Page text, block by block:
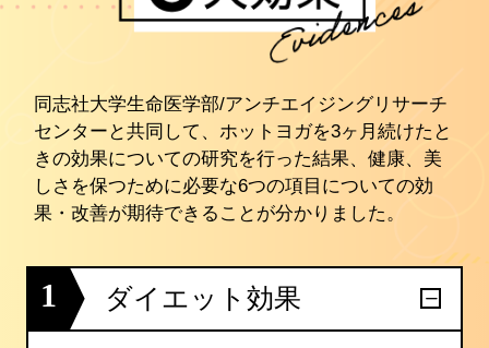
同志社大学生命医学部/アンチエイジングリサーチ
センターと共同して、ホットヨガを3ヶ月続けたと
きの効果についての研究を行った結果、健康、美
しさを保つために必要な6つの項目についての効
果・改善が期待できることが分かりました。
1 ダイエット効果